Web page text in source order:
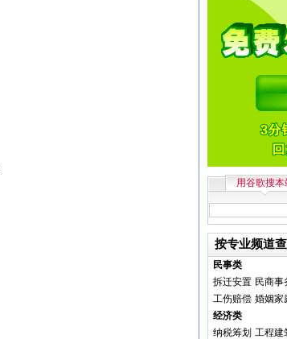
用谷歌搜本
按专业频道
民事类
拆迁安置 民商事
工伤赔偿 婚姻家
经济类
纳税筹划 工程建